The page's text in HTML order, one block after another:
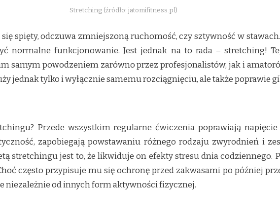
Stretching (źródło: jatomifitness.pl)
spięty, odczuwa zmniejszoną ruchomość, czy sztywność w
normalne funkcjonowanie. Jest jednak na to rada – stretching!
samym powodzeniem zarówno przez profesjonalistów, jak i
jednak tylko i wyłącznie samemu rozciągnięciu, ale także poprawie
Przede wszystkim regularne ćwiczenia poprawiają
zapobiegają powstawaniu różnego rodzaju zwyrodnień i
stretchingu jest to, że likwiduje on efekty stresu dnia codziennego.
często przypisuje mu się ochronę przed zakwasami po później
niezależnie od innych form aktywności fizycznej.